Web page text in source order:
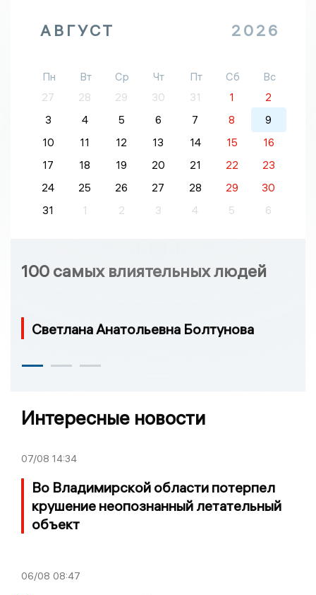
АВГУСТ 2026
Пн Вт Ср Чт Пт Сб
Вс
27
28 29 30 31 1
2
3
4 5 6 7 8
9
10
11 12 13 14 15
16
17
18 19 20 21 22
23
24
25 26 27 28 29
30
31
1 2 3 4 5 6
100 самых влиятельных людей
Светлана Анатольевна Болтунова
Интересные новости
07/08 14:34
Во Владимирской области потерпел
крушение неопознанный летательный
объект
06/08 08:47